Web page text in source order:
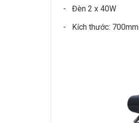
- Đèn 2 x 40W
- Kích thước: 700mm